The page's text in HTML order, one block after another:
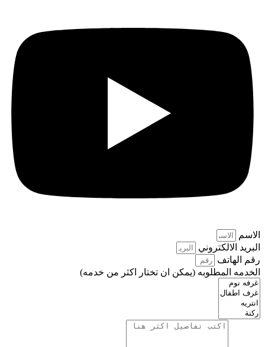
الاسم
البريد الالكتروني
رقم الهاتف
الخدمه المطلوبه (يمكن ان تختار اكثر من خدمه)